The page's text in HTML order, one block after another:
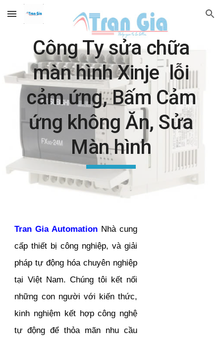
Skip to main content Skip to navigation
Công Ty sửa chữa
màn hình Xinje lỗi
cảm ứng, Bấm Cảm
ứng không Ăn, Sửa
Màn hình
Tran Gia Automation Nhà cung
cấp thiết bị công nghiệp, và giải
pháp tự động hóa chuyên nghiệp
tại Việt Nam. Chúng tôi kết nối
những con người với kiến thức,
kinh nghiệm kết hợp công nghệ
tự động để thỏa mãn nhu cầu